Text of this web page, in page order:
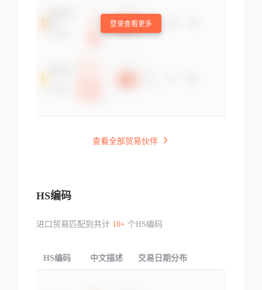
登录查看更多
查看全部贸易伙伴
HS编码
进口贸易匹配到共计 10+个HS编码
HS编码 中文描述 交易日期分布